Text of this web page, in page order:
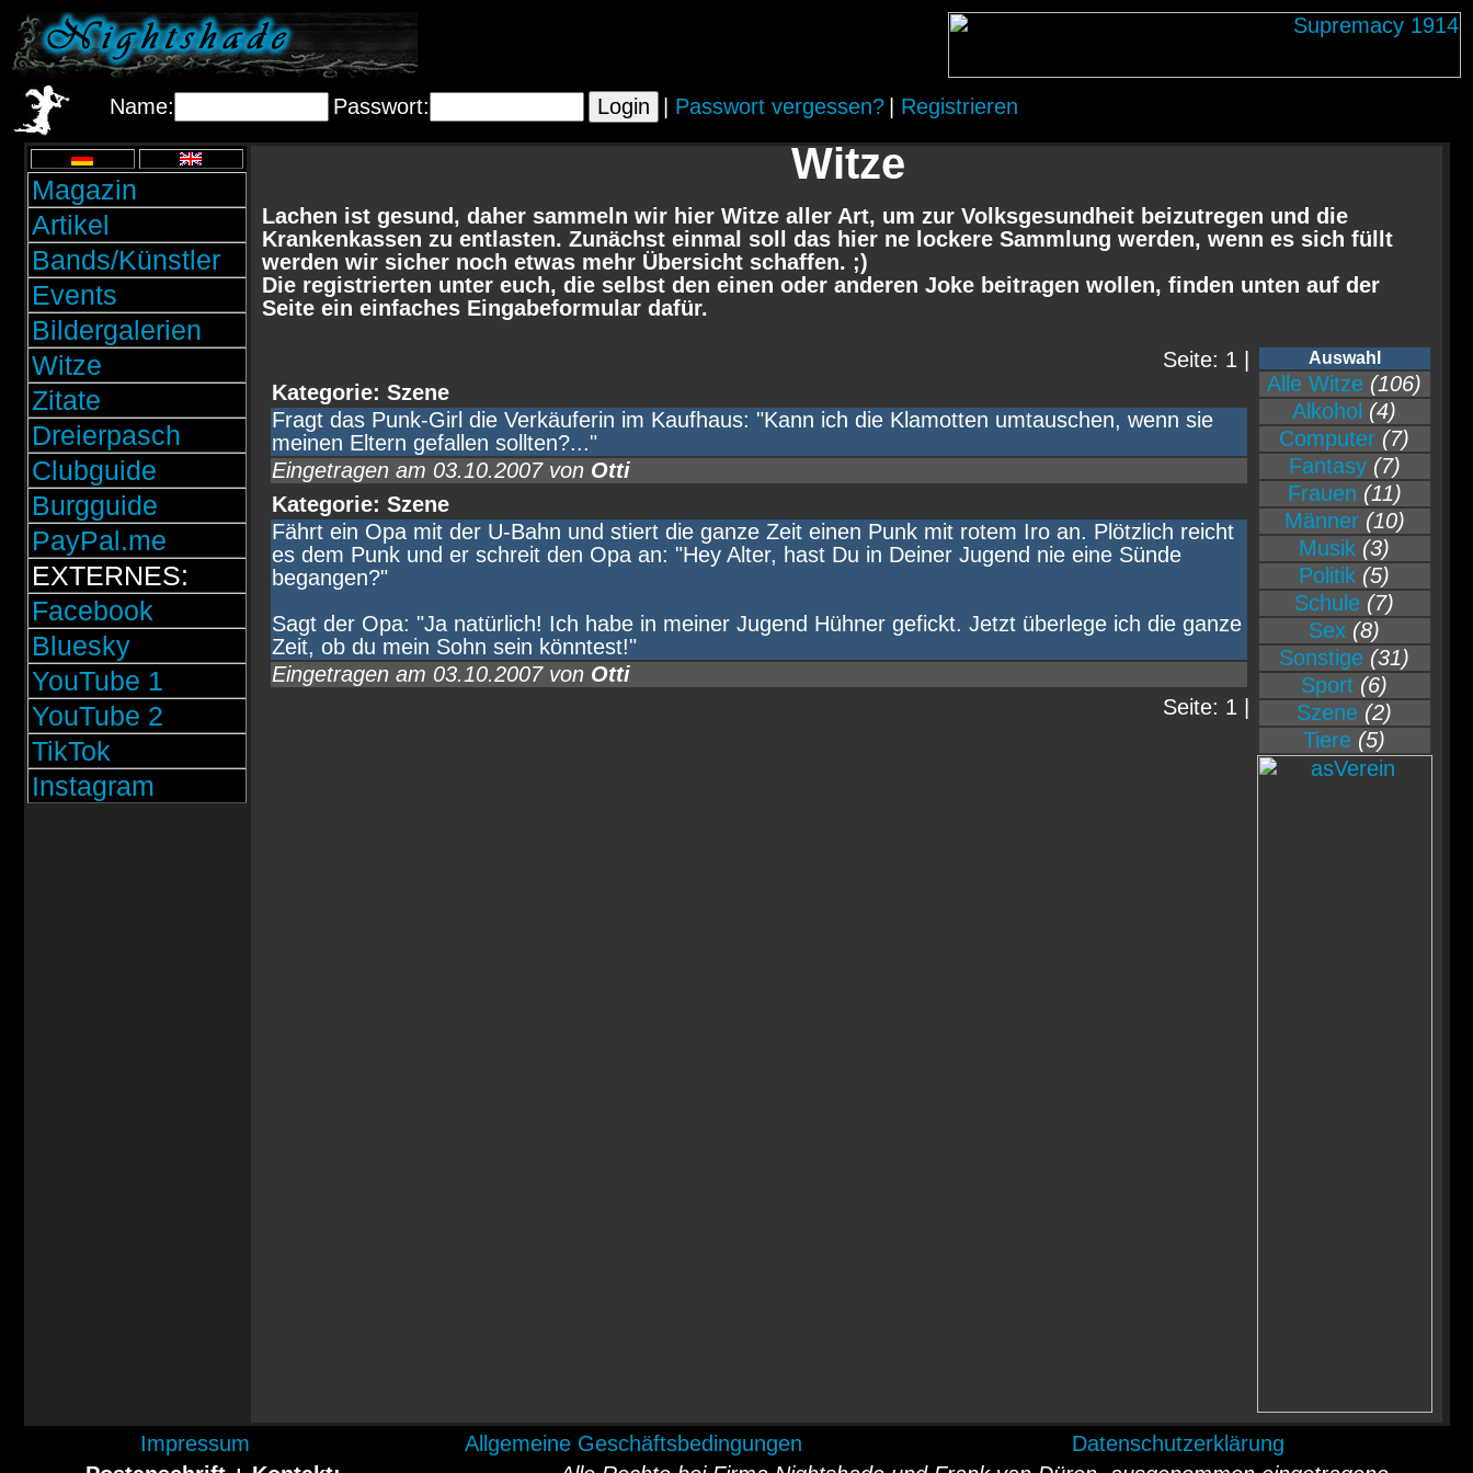
Name: Passwort: Passwort vergessen? Registrieren
Magazin
Artikel
Bands/Künstler
Events
Bildergalerien
Witze
Zitate
Dreierpasch
Clubguide
Burgguide
PayPal.me
EXTERNES:
Facebook
Bluesky
YouTube 1
YouTube 2
TikTok
Instagram
Witze
Lachen ist gesund, daher sammeln wir hier Witze aller Art, um zur Volksgesundheit beizutregen und die
Krankenkassen zu entlasten. Zunächst einmal soll das hier ne lockere Sammlung werden, wenn es sich füllt
werden wir sicher noch etwas mehr Übersicht schaffen. ;)
Die registrierten unter euch, die selbst den einen oder anderen Joke beitragen wollen, finden unten auf der
Seite ein einfaches Eingabeformular dafür.
Seite: 1 |
Kategorie: Szene
Fragt das Punk-Girl die Verkäuferin im Kaufhaus: "Kann ich die Klamotten umtauschen, wenn sie
meinen Eltern gefallen sollten?..."
Eingetragen am 03.10.2007 von Otti
Kategorie: Szene
Fährt ein Opa mit der U-Bahn und stiert die ganze Zeit einen Punk mit rotem Iro an. Plötzlich reicht
es dem Punk und er schreit den Opa an: "Hey Alter, hast Du in Deiner Jugend nie eine Sünde
begangen?"
Sagt der Opa: "Ja natürlich! Ich habe in meiner Jugend Hühner gefickt. Jetzt überlege ich die ganze
Zeit, ob du mein Sohn sein könntest!"
Eingetragen am 03.10.2007 von Otti
Seite: 1 |
Auswahl
Alle Witze (106)
Alkohol (4)
Computer (7)
Fantasy (7)
Frauen (11)
Männer (10)
Musik (3)
Politik (5)
Schule (7)
Sex (8)
Sonstige (31)
Sport (6)
Szene (2)
Tiere (5)
Impressum Allgemeine Geschäftsbedingungen
Datenschutzerklärung